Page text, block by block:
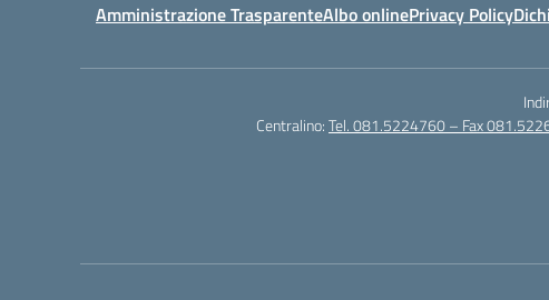
Amministrazione TrasparenteAlbo onlinePrivacy Policy
Centralino:Tel. 081.5224760 – Fax